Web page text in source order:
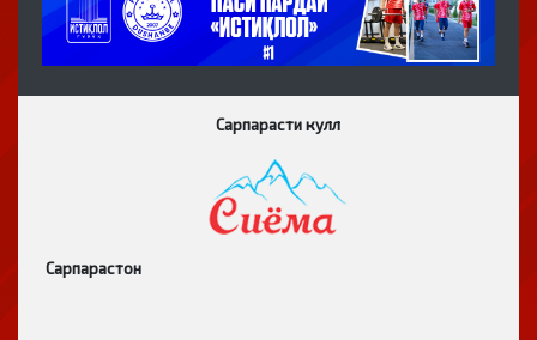
Сарпарасти кулл
Сарпарастон